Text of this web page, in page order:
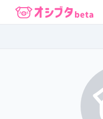
オシブタ Oshibuta